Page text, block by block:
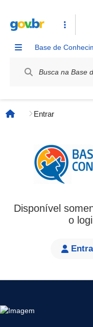
Base de
Página inicial
Entrar
Disponível
o